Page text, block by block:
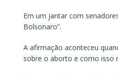
Em um jantar com
Bolsonaro”.
A afirmação aconteceu
sobre o aborto e como isso